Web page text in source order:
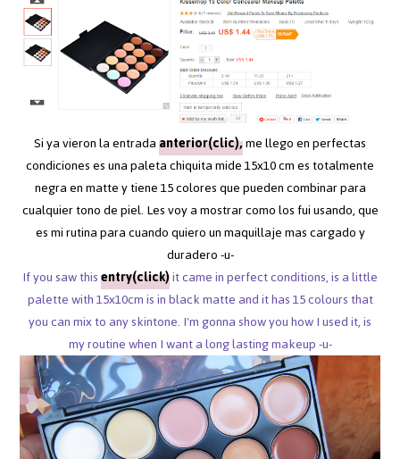
Si ya vieron la entradaanterior(clic),me llego en perfectas
condiciones es una paleta chiquita mide 15x10 cm es totalmente
negra en matte y tiene 15 colores que pueden combinar para
cualquier tono de piel. Les voy a mostrar como los fui usando, que
es mi rutina para cuando quiero un maquillaje mas cargado y
duradero -u-
If you saw thisentry(click)it came in perfect conditions, is a little
palette with 15x10cm is in black matte and it has 15 colours that
you can mix to any skintone. I'm gonna show you how I used it, is
my routine when I want a long lasting makeup -u-